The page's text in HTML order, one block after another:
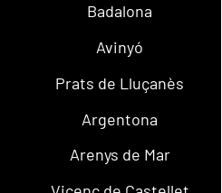
Badalona
Avinyó
Prats de Lluçanès
Argentona
Arenys de Mar